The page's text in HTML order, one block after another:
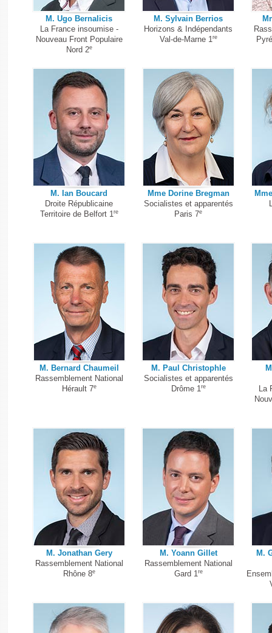
M. Ugo Bernalicis
La France insoumise -
Nouveau Front Populaire
Nord 2e
M. Sylvain Berrios
Horizons & Indépendants
Val-de-Marne 1re
M. Ian Boucard
Droite Républicaine
Territoire de Belfort 1re
Mme Dorine Bregman
Socialistes et apparentés
Paris 7e
M. Bernard Chaumeil
Rassemblement National
Hérault 7e
M. Paul Christophle
Socialistes et apparentés
Drôme 1re
La
M. Jonathan Gery
Rassemblement National
Rhône 8e
M. Yoann Gillet
Rassemblement National
Gard 1re
M.